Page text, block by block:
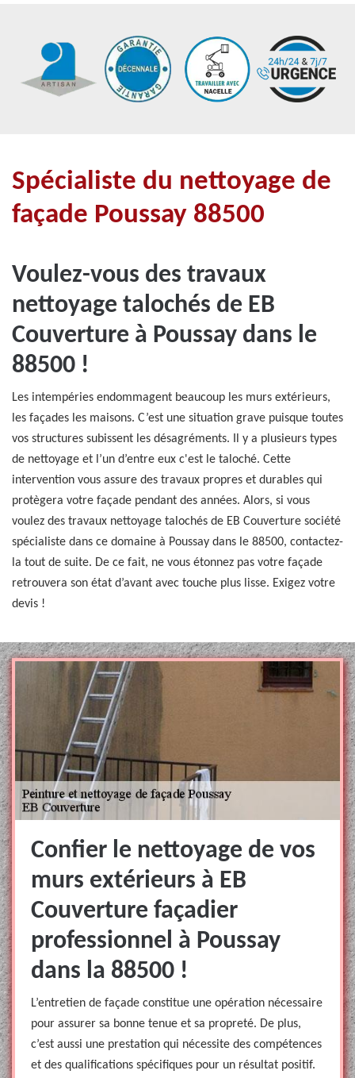
Spécialiste du nettoyage de
façade Poussay 88500
Voulez-vous des travaux
nettoyage talochés de EB
Couverture à Poussay dans le
88500 !
Les intempéries endommagent beaucoup les murs extérieurs,
les façades les maisons. C’est une situation grave puisque toutes
vos structures subissent les désagréments. Il y a plusieurs types
de nettoyage et l’un d’entre eux c'est le taloché. Cette
intervention vous assure des travaux propres et durables qui
protègera votre façade pendant des années. Alors, si vous
voulez des travaux nettoyage talochés de EB Couverture société
spécialiste dans ce domaine à Poussay dans le 88500, contactez-
la tout de suite. De ce fait, ne vous étonnez pas votre façade
retrouvera son état d’avant avec touche plus lisse. Exigez votre
devis !
Confier le nettoyage de vos
murs extérieurs à EB
Couverture façadier
professionnel à Poussay
dans la 88500 !
L’entretien de façade constitue une opération nécessaire
pour assurer sa bonne tenue et sa propreté. De plus,
c’est aussi une prestation qui nécessite des compétences
et des qualifications spécifiques pour un résultat positif.